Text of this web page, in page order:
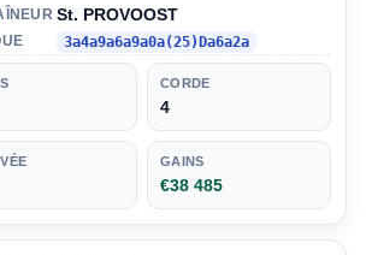
St. PROVOOST
3a4a9a6a9a0a(25)Da6a2a
CORDE
4
GAINS
€38 485